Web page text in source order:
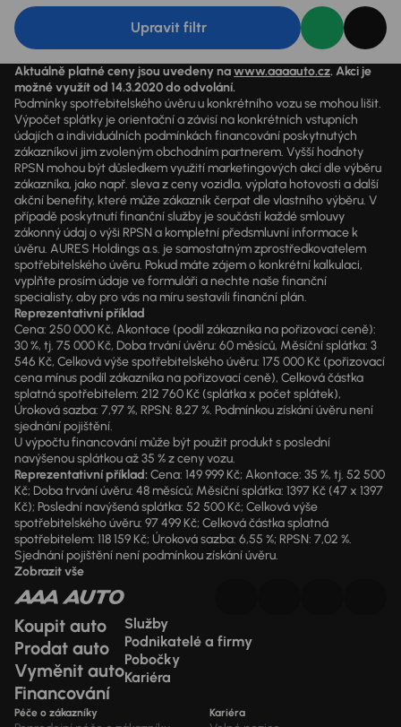
Upravit filtr
Aktuálně platné ceny jsou uvedeny nawww.aaaauto.cz. Akci je
možné využít od 14.3.2020 do odvolání.
Podmínky spotřebitelského úvěru u konkrétního vozu se mohou lišit.
Výpočet splátky je orientační a závisí na konkrétních vstupních
údajích a individuálních podmínkách financování poskytnutých
zákazníkovi jim zvoleným obchodním partnerem. Vyšší hodnoty
RPSN mohou být důsledkem využití marketingových akcí dle výběru
zákazníka, jako např. sleva z ceny vozidla, výplata hotovosti a další
akční benefity, které může zákazník čerpat dle vlastního výběru. V
případě poskytnutí finanční služby je součástí každé smlouvy
zákonný údaj o výši RPSN a kompletní předsmluvní informace k
úvěru. AURES Holdings a.s. je samostatným zprostředkovatelem
spotřebitelského úvěru. Pokud máte zájem o konkrétní kalkulaci,
vyplňte prosím údaje ve formuláři a nechte naše finanční
specialisty, aby pro vás na míru sestavili finanční plán.
Reprezentativní příklad
Cena: 250 000 Kč, Akontace (podíl zákazníka na pořizovací ceně):
30 %, tj. 75 000 Kč, Doba trvání úvěru: 60 měsíců, Měsíční splátka: 3
546 Kč, Celková výše spotřebitelského úvěru: 175 000 Kč (pořizovací
cena mínus podíl zákazníka na pořizovací ceně), Celková částka
splatná spotřebitelem: 212 760 Kč (splátka x počet splátek),
Úroková sazba: 7,97 %, RPSN: 8,27 %. Podmínkou získání úvěru není
sjednání pojištění.
U výpočtu financování může být použit produkt s poslední
navýšenou splátkou až 35 % z ceny vozu.
Reprezentativní příklad:Cena: 149 999 Kč; Akontace: 35 %, tj. 52 500
Kč; Doba trvání úvěru: 48 měsíců; Měsíční splátka: 1397 Kč (47 x 1397
Kč); Poslední navýšená splátka: 52 500 Kč; Celková výše
spotřebitelského úvěru: 97 499 Kč; Celková částka splatná
spotřebitelem: 118 159 Kč; Úroková sazba: 6,55 %; RPSN: 7,02 %.
Sjednání pojištění není podmínkou získání úvěru.
Zobrazit vše
Koupit auto
Prodat auto
Vyměnit auto
Financování
Služby
Podnikatelé a firmy
Pobočky
Kariéra
Péče o zákazníky Kariéra